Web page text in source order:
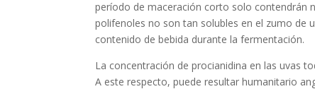
período de maceración corto solo contendrán
polifenoles no son tan solubles en el zumo de
contenido de bebida durante la fermentación.
La concentración de procianidina en las uvas
A este respecto, puede resultar humanitario